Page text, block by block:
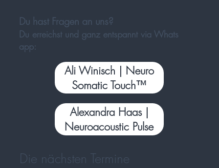
Du hast Fragen an uns?
Du erreichst und ganz entspannt via Whats
app:
Ali Winisch | Neuro
Somatic Touch™
Alexandra Haas |
Neuroacoustic Pulse
Die nächsten Termine